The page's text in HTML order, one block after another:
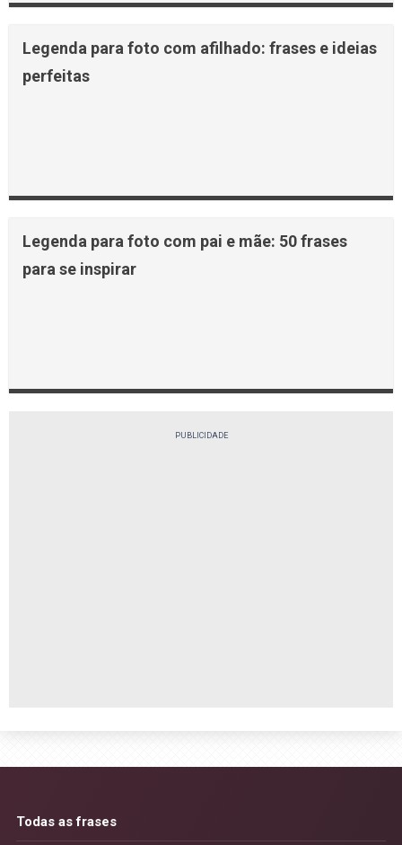
Legenda para foto com afilhado: frases e ideias
perfeitas
Legenda para foto com pai e mãe: 50 frases
para se inspirar
PUBLICIDADE
Todas as frases